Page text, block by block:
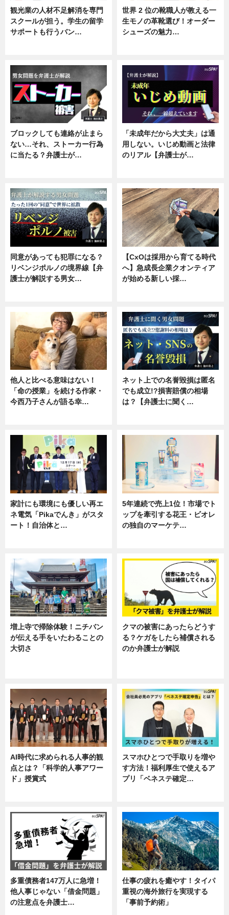
観光業の人材不足解消を専門
スクールが担う。学生の留学
サポートも行うバン…
世界 2 位の靴職人が教える一
生モノの革靴選び！オーダー
シューズの魅力…
ブロックしても連絡が止まら
ない…それ、ストーカー行為
に当たる？弁護士が…
「未成年だから大丈夫」は通
用しない。いじめ動画と法律
のリアル【弁護士が…
同意があっても犯罪になる？
リベンジポルノの境界線【弁
護士が解説する男女…
【CxOは採用から育てる時代
へ】急成長企業クオンティア
が始める新しい採…
他人と比べる意味はない！
「命の授業」を続ける作家・
今西乃子さんが語る幸…
ネット上での名誉毀損は匿名
でも成立!?損害賠償の相場
は？【弁護士に聞く…
家計にも環境にも優しい再エ
ネ電気「Pikaでんき」がスタ
ート！自治体と…
5年連続で売上1位！市場でト
ップを牽引する花王・ビオレ
の独自のマーケテ…
増上寺で掃除体験！ニチバン
が伝える手をいたわることの
大切さ
クマの被害にあったらどうす
る？ケガをしたら補償される
のか弁護士が解説
AI時代に求められる人事的観
点とは？「科学的人事アワー
ド」授賞式
スマホひとつで手取りを増や
す方法！福利厚生で使えるア
プリ「ベネステ確定…
多重債務者147万人に急増！
他人事じゃない「借金問題」
の注意点を弁護士…
仕事の疲れを癒やす！タイパ
重視の海外旅行を実現する
「事前予約術」